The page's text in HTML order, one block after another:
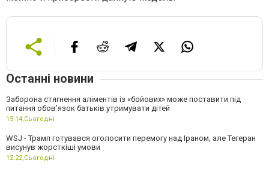
Останні новини
Заборона стягнення аліментів із «бойових» може поставити під
питання обов’язок батьків утримувати дітей
15:14,Сьогодні
WSJ - Трамп готувався оголосити перемогу над Іраном, але Тегеран
висунув жорсткіші умови
12:22,Сьогодні